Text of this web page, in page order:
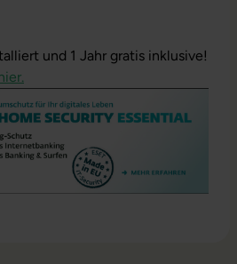
und 1 Jahr gratis inklusive!